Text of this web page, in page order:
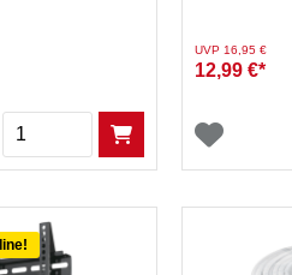
Menge
Preis reduziert von
UVP 16,95 €auf
12,99 €*